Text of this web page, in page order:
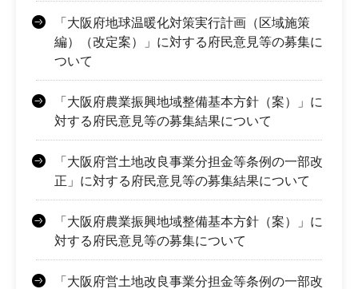
「大阪府地球温暖化対策実行計画（区域施策
編）（改定案）」に対する府民意見等の募集に
ついて
「大阪府農業振興地域整備基本方針（案）」に
対する府民意見等の募集結果について
「大阪府営土地改良事業分担金等条例の一部改
正」に対する府民意見等の募集結果について
「大阪府農業振興地域整備基本方針（案）」に
対する府民意見等の募集について
「大阪府営土地改良事業分担金等条例の一部改